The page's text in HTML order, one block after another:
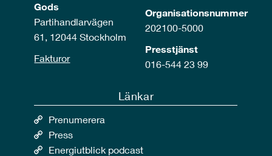
Gods
Partihandlarvägen
61, 12044 Stockholm
Fakturor
Organisationsnummer
202100-5000
Presstjänst
016-544 23 99
Länkar
Prenumerera
Press
Energiutblick podcast